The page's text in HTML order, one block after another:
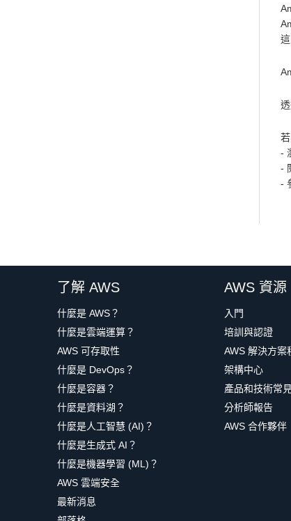
-
-
-
了解 AWS
什麼是 AWS？
什麼是雲端運算？
AWS 可存取性
什麼是 DevOps？
什麼是容器？
什麼是資料湖？
什麼是人工智慧 (AI)？
什麼是生成式 AI？
什麼是機器學習 (ML)？
AWS 雲端安全
最新消息
AWS 資源
入門
培訓與認證
AWS 解決方案
架構中心
產品和技術常
分析師報告
AWS 合作夥伴